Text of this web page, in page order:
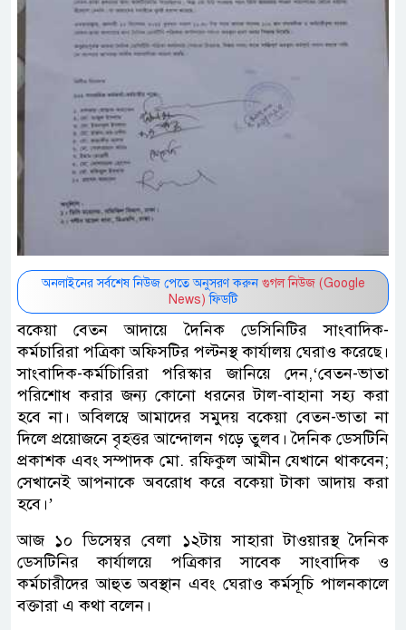
অনলাইনের সর্বশেষ নিউজ পেতে অনুসরণ করুন গুগল নিউজ (Google
News) ফিডটি
বকেয়া বেতন আদায়ে দৈনিক ডেসিনিটির সাংবাদিক-
কর্মচারিরা পত্রিকা অফিসটির পল্টনস্থ কার্যালয় ঘেরাও করেছে।
সাংবাদিক-কর্মচিারিরা পরিস্কার জানিয়ে দেন,‘বেতন-ভাতা
পরিশোধ করার জন্য কোনো ধরনের টাল-বাহানা সহ্য করা
হবে না। অবিলম্বে আমাদের সমুদয় বকেয়া বেতন-ভাতা না
দিলে প্রয়োজনে বৃহত্তর আন্দোলন গড়ে তুলব। দৈনিক ডেসটিনি
প্রকাশক এবং সম্পাদক মো. রফিকুল আমীন যেখানে থাকবেন;
সেখানেই আপনাকে অবরোধ করে বকেয়া টাকা আদায় করা
হবে।’
আজ ১০ ডিসেম্বর বেলা ১২টায় সাহারা টাওয়ারস্থ দৈনিক
ডেসটিনির কার্যালয়ে পত্রিকার সাবেক সাংবাদিক ও
কর্মচারীদের আহুত অবস্থান এবং ঘেরাও কর্মসূচি পালনকালে
বক্তারা এ কথা বলেন।